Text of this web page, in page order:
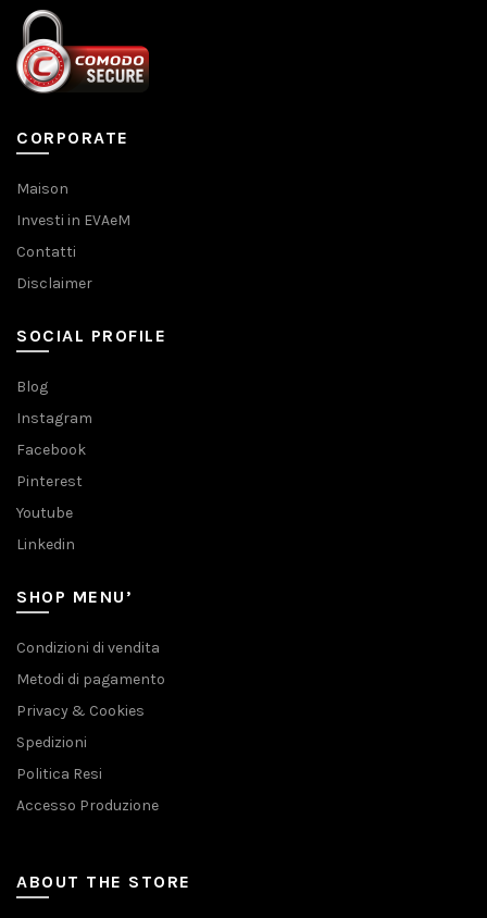
CORPORATE
Maison
Investi in EVAeM
Contatti
Disclaimer
SOCIAL PROFILE
Blog
Instagram
Facebook
Pinterest
Youtube
Linkedin
SHOP MENU’
Condizioni di vendita
Metodi di pagamento
Privacy & Cookies
Spedizioni
Politica Resi
Accesso Produzione
ABOUT THE STORE